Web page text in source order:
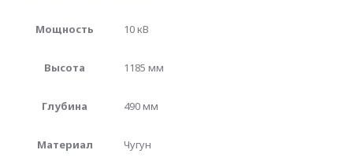
Мощность 10 кВ
Высота 1185 мм
Глубина 490 мм
Материал Чугун